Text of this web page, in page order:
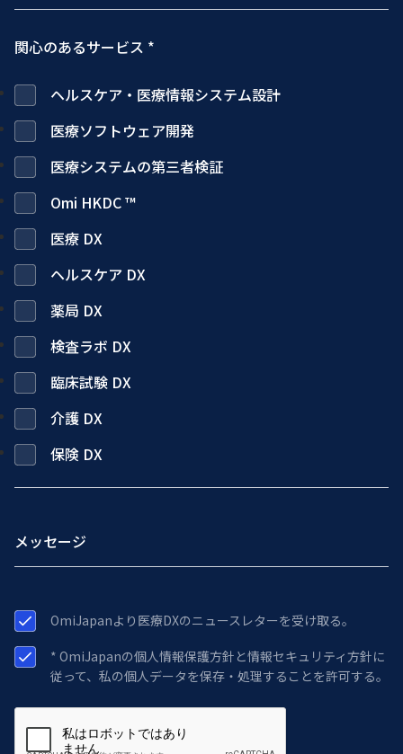
関心のあるサービス *
ヘルスケア・医療情報システム設計
医療ソフトウェア開発
医療システムの第三者検証
Omi HKDC ™
医療 DX
ヘルスケア DX
薬局 DX
検査ラボ DX
臨床試験 DX
介護 DX
保険 DX
OmiJapanより医療DXのニュースレターを受け取る。
* OmiJapanの個人情報保護方針と情報セキュリティ方針に
従って、私の個人データを保存・処理することを許可する。